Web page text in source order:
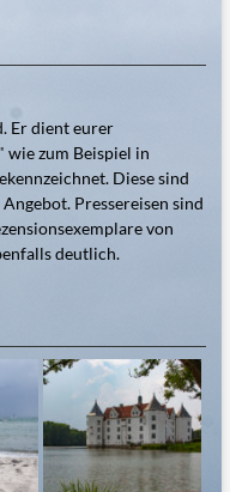
Er dient eurer
wie zum Beispiel in
Diese sind
Pressereisen sind
von
deutlich.